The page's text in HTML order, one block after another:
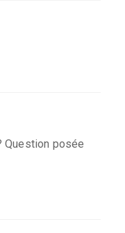
Question posée